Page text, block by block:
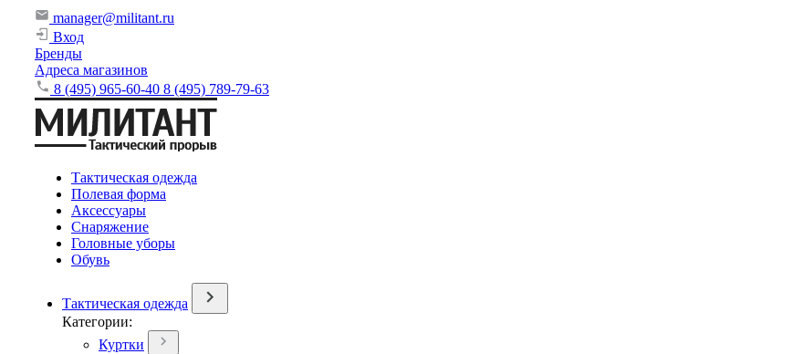
manager@militant.ru
Вход
Бренды
Адреса магазинов
8 (495) 965-60-40 8 (495) 789-79-63
Тактическая одежда
Полевая форма
Аксессуары
Снаряжение
Головные уборы
Обувь
Тактическая одежда
Категории:
Куртки